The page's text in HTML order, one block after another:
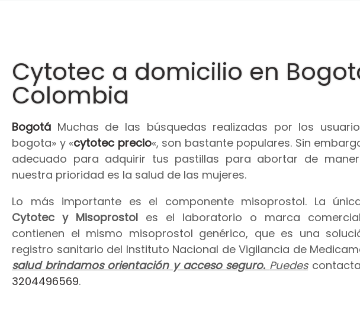
Cytotec a domicilio en
Colombia
Bogotá Muchas de las búsquedas realizadas por los
bogota» y «cytotec precio«, son bastante populares. Sin
adecuado para adquirir tus pastillas para abortar de
nuestra prioridad es la salud de las mujeres.
Lo más importante es el componente misoprostol. La
Cytotec y Misoprostol es el laboratorio o marca
contienen el mismo misoprostol genérico, que es una
registro sanitario del Instituto Nacional de Vigilancia de
salud brindamos orientación y acceso seguro. Puedes
3204496569.